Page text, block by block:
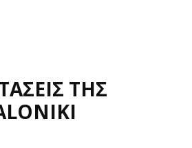
ΤΗΣ